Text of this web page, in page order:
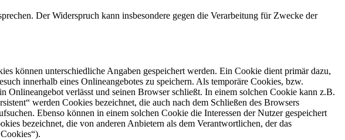
Der Widerspruch kann insbesondere gegen die Verarbeitung für Zwecke der
können unterschiedliche Angaben gespeichert werden. Ein Cookie dient primär dazu,
innerhalb eines Onlineangebotes zu speichern. Als temporäre Cookies, bzw.
Onlineangebot verlässt und seinen Browser schließt. In einem solchen Cookie kann z.B.
werden Cookies bezeichnet, die auch nach dem Schließen des Browsers
Ebenso können in einem solchen Cookie die Interessen der Nutzer gespeichert
bezeichnet, die von anderen Anbietern als dem Verantwortlichen, der das